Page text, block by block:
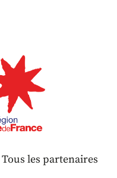
Tous les partenaires